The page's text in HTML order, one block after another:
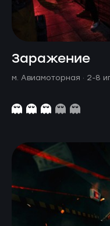
Заражение
м. Авиамоторная · 2-8